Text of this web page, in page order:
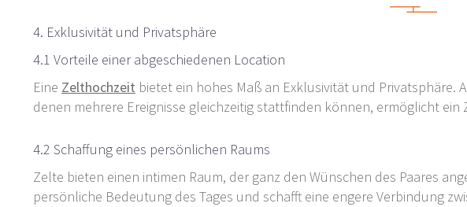
4. Exklusivität und Privatsphäre
4.1 Vorteile einer abgeschiedenen Location
Eine Zelthochzeit bietet ein hohes Maß an Exklusivität und
denen mehrere Ereignisse gleichzeitig stattfinden können, ermöglicht
4.2 Schaffung eines persönlichen Raums
Zelte bieten einen intimen Raum, der ganz den Wünschen des Paares
persönliche Bedeutung des Tages und schafft eine engere Verbindung